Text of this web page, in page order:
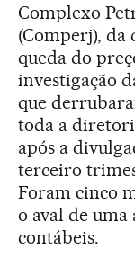
Complexo
(Comperj), da
queda do
investigação
que
toda a
após a
terceiro
Foram cinco
o aval de
contábeis.